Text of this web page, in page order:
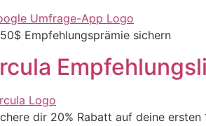
Empfehlungsprämie sichern
dir 20% Rabatt auf deine ersten